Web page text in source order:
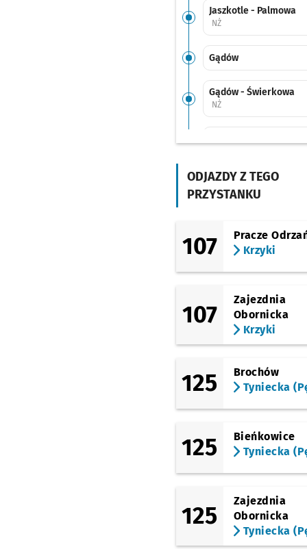
Jaszkotle - Palmowa
NŻPrzystanek na życzenie
Gądów
Gądów - Świerkowa
NŻPrzystanek na życzenie
Nowa Wieś Wr. -
NŻPrzystanek na życzenie
Pietrzykowice -
Pietrzykowice -
Sportowa/Pętla
Sportowa/Pętla
Pietrzykowice -
Smolec -
Smolec -
Chłopska/Główna
ODJAZDY Z TEGO
PRZYSTANKU
107
Pracze
Krzyki
107
Zajezdnia
Obornicka
Krzyki
125
Brochów
Tyniecka
125
Bieńkowice
Tyniecka
125
Zajezdnia
Obornicka
Tyniecka